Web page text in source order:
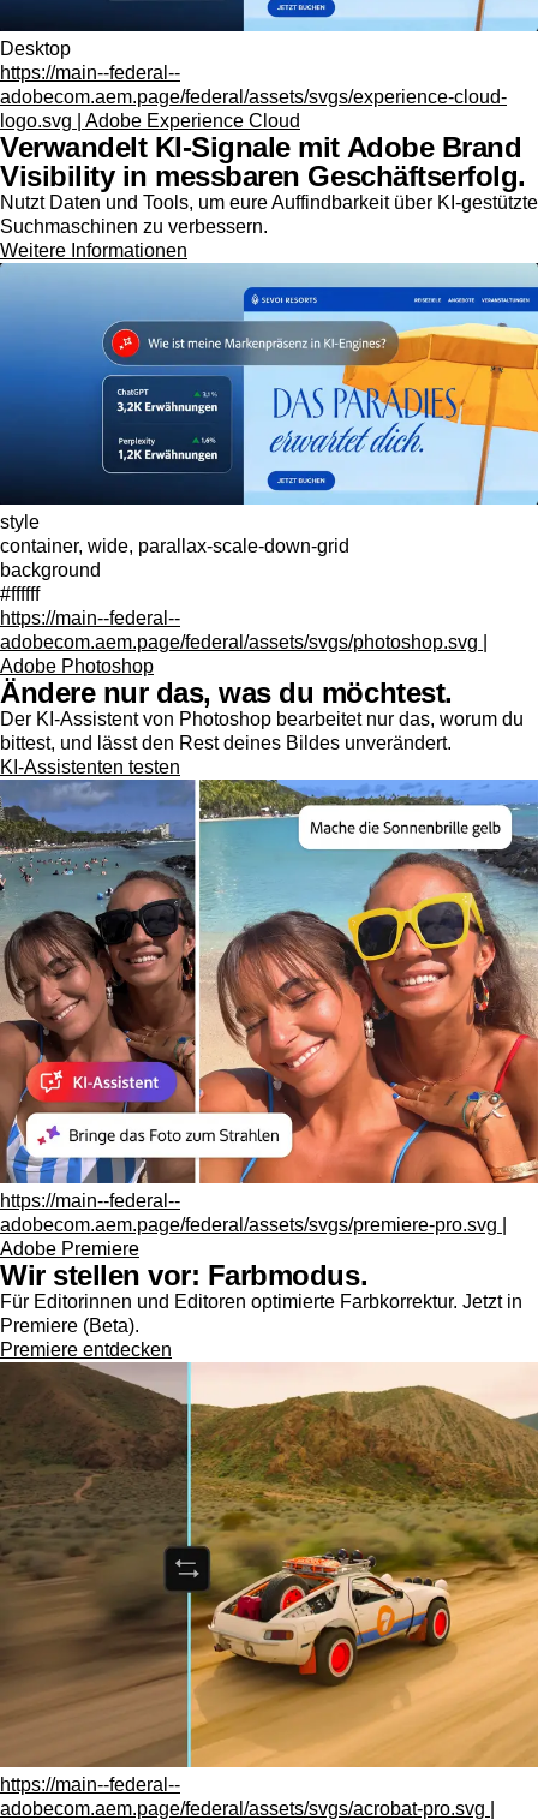
Desktop
https://main--federal--
adobecom.aem.page/federal/assets/svgs/experience-cloud-
logo.svg | Adobe Experience Cloud
Verwandelt KI-Signale mit Adobe Brand
Visibility in messbaren Geschäftserfolg.
Nutzt Daten und Tools, um eure Auffindbarkeit über KI-gestützte
Suchmaschinen zu verbessern.
Weitere Informationen
style
container, wide, parallax-scale-down-grid
background
#ffffff
https://main--federal--
adobecom.aem.page/federal/assets/svgs/photoshop.svg |
Adobe Photoshop
Ändere nur das, was du möchtest.
Der KI-Assistent von Photoshop bearbeitet nur das, worum du
bittest, und lässt den Rest deines Bildes unverändert.
KI-Assistenten testen
https://main--federal--
adobecom.aem.page/federal/assets/svgs/premiere-pro.svg |
Adobe Premiere
Wir stellen vor: Farbmodus.
Für Editorinnen und Editoren optimierte Farbkorrektur. Jetzt in
Premiere (Beta).
Premiere entdecken
https://main--federal--
adobecom.aem.page/federal/assets/svgs/acrobat-pro.svg |